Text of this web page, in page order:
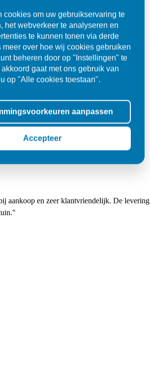
aankoop en zeer klantvriendelijk. De
cookies om uw gebruikservaring te
het webverkeer te analyseren en
te kunnen tonen via derde
meer over hoe wij cookies gebruiken
beheren door op "Instellingen" te
gaat met ons gebruik van
op "Alle cookies toestaan".
aanpassen
Accepteer